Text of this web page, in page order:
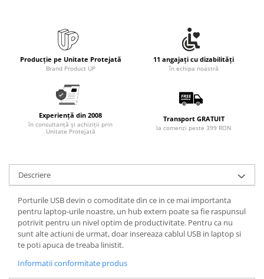
Markere diverse
Rezerve instrumente scris
Tavite documente si suporturi
Ascutitori, radiere, agrafe
Curatenie si igiena
Produse Antibacteriene
Articole pentru baie
Articole pentru bucatarie
Maturi, mopuri si galeti
dispensere
Producție pe Unitate Protejată
Brand Product UP
11 angajați cu dizabilități
în echipa noastră
Experiență din 2008
în consultanță și achiziții prin
Unitate Protejată
Transport GRATUIT
la comenzi peste 399 RON
Descriere
Porturile USB devin o comoditate din ce in ce mai importanta
pentru laptop-urile noastre, un hub extern poate sa fie raspunsul
potrivit pentru un nivel optim de productivitate. Pentru ca nu
sunt alte actiuni de urmat, doar insereaza cablul USB in laptop si
te poti apuca de treaba linistit.
Informatii conformitate produs